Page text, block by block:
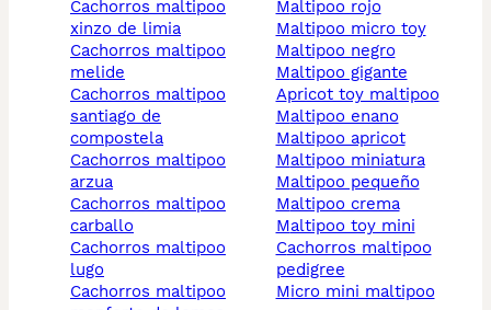
cachorros maltipoo
xinzo de limia
cachorros maltipoo
melide
cachorros maltipoo
santiago de
compostela
cachorros maltipoo
arzua
cachorros maltipoo
carballo
cachorros maltipoo
lugo
cachorros maltipoo
maltipoo rojo
maltipoo micro toy
maltipoo negro
maltipoo gigante
apricot toy maltipoo
maltipoo enano
maltipoo apricot
maltipoo miniatura
maltipoo pequeño
maltipoo crema
maltipoo toy mini
cachorros maltipoo
pedigree
micro mini maltipoo